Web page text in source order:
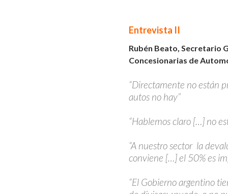
Entrevista II
Rubén Beato, Secretario
Concesionarias de
“Directamente no están
autos no hay”
“Hablemos claro […] no
“A nuestro sector la
conviene […] el 50% es
“El Gobierno argentino